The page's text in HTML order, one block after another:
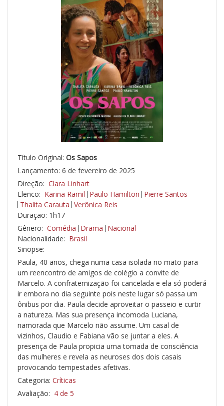
Título Original: Os Sapos
Lançamento: 6 de fevereiro de 2025
Direção: Clara Linhart
Elenco: Karina Ramil Paulo Hamilton Pierre Santos
Thalita Carauta Verônica Reis
Duração: 1h17
Gênero: Comédia Drama Nacional
Nacionalidade: Brasil
Sinopse:
Paula, 40 anos, chega numa casa isolada no mato para
um reencontro de amigos de colégio a convite de
Marcelo. A confraternização foi cancelada e ela só poderá
ir embora no dia seguinte pois neste lugar só passa um
ônibus por dia. Paula decide aproveitar o passeio e curtir
a natureza. Mas sua presença incomoda Luciana,
namorada que Marcelo não assume. Um casal de
vizinhos, Claudio e Fabiana vão se juntar a eles. A
presença de Paula propicia uma tomada de consciência
das mulheres e revela as neuroses dos dois casais
provocando tempestades afetivas.
Categoria: Críticas
Avaliação: 4 de 5